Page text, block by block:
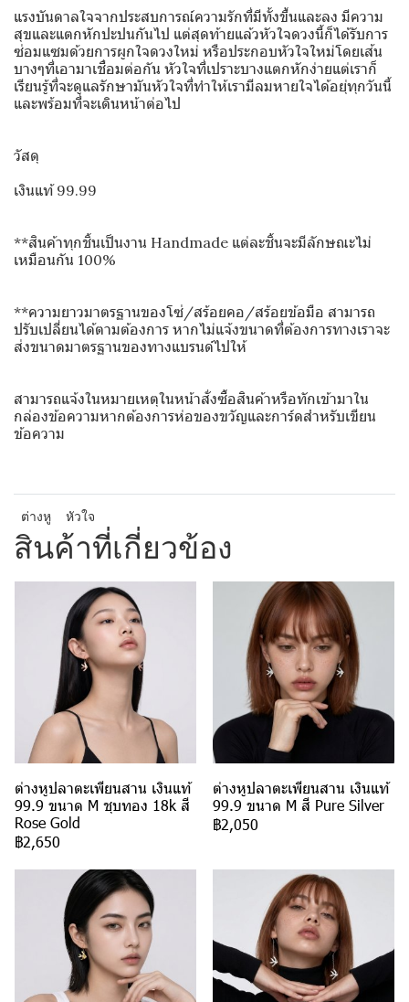
แรงบันดาลใจจากประสบการณ์ความรักที่มีทั้งขึ้นและลง มีความ
สุขและแตกหักปะปนกันไป แต่สุดท้ายแล้วหัวใจดวงนี้ก็ได้รับการ
ซ่อมแซมด้วยการผูกใจดวงใหม่ หรือประกอบหัวใจใหม่โดยเส้น
บางๆที่เอามาเชื่อมต่อกัน หัวใจที่เปราะบางแตกหักง่ายแต่เราก็
เรียนรู้ที่จะดูแลรักษามันหัวใจที่ทำให้เรามีลมหายใจได้อยุ่ทุกวันนี้
และพร้อมที่จะเดินหน้าต่อไป
วัสดุ
เงินแท้ 99.99
**สินค้าทุกชิ้นเป็นงาน Handmade แต่ละชิ้นจะมีลักษณะไม่
เหมือนกัน 100%
**ความยาวมาตรฐานของโซ่/สร้อยคอ/สร้อยข้อมือ สามารถ
ปรับเปลี่ยนได้ตามต้องการ หากไม่แจ้งขนาดที่ต้องการทางเราจะ
ส่งขนาดมาตรฐานของทางแบรนด์ไปให้
สามารถแจ้งในหมายเหตุในหน้าสั่งซื้อสินค้าหรือทักเข้ามาใน
กล่องข้อความหากต้องการห่อของขวัญและการ์ดสำหรับเขียน
ข้อความ
ต่างหู หัวใจ
สินค้าที่เกี่ยวข้อง
ต่างหูปลาตะเพียนสาน เงินแท้
99.9 ขนาด M ชุบทอง 18k สี
Rose Gold
฿2,650
ต่างหูปลาตะเพียนสาน เงินแท้
99.9 ขนาด M สี Pure Silver
฿2,050